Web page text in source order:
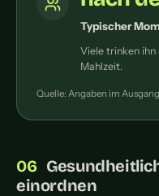
Typischer
Viele trinken ihn
Mahlzeit.
Quelle: Angaben im
einordnen